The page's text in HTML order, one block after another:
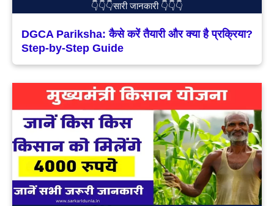
👇👇👇सारी जानकारी 👇👇👇
DGCA Pariksha: कैसे करें तैयारी और क्या है प्रक्रिया?
Step-by-Step Guide